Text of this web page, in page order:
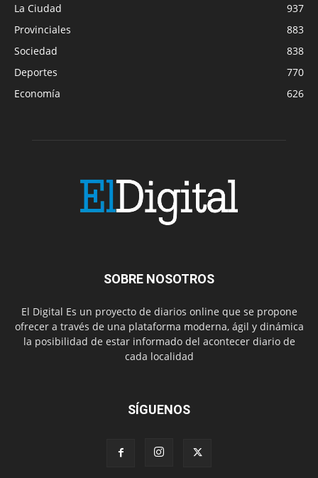
La Ciudad
937
Provinciales
883
Sociedad
838
Deportes
770
Economía
626
SOBRE NOSOTROS
El Digital Es un proyecto de diarios online que se propone
ofrecer a través de una plataforma moderna, ágil y dinámica
la posibilidad de estar informado del acontecer diario de
cada localidad
SÍGUENOS